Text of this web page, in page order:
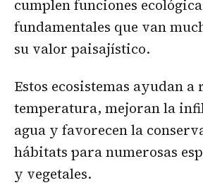
cumplen funciones
fundamentales que van
su valor paisajístico.
Estos ecosistemas ayudan
temperatura, mejoran la
agua y favorecen la
hábitats para numerosas
y vegetales.